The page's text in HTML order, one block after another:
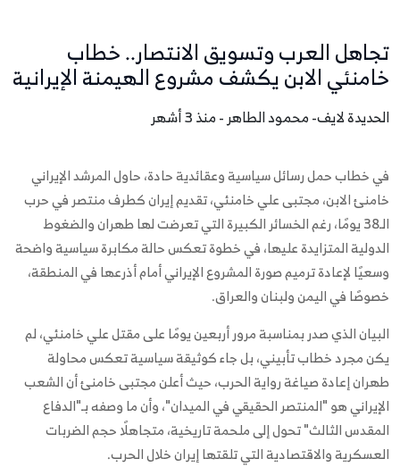
تجاهل العرب وتسويق الانتصار.. خطاب
خامنئي الابن يكشف مشروع الهيمنة الإيرانية
الحديدة لايف- محمود الطاهر - منذ 3 أشهر
في خطاب حمل رسائل سياسية وعقائدية حادة، حاول المرشد الإيراني
خامنئ الابن، مجتبى علي خامنئي، تقديم إيران كطرف منتصر في حرب
الـ38 يومًا، رغم الخسائر الكبيرة التي تعرضت لها طهران والضغوط
الدولية المتزايدة عليها، في خطوة تعكس حالة مكابرة سياسية واضحة
وسعيًا لإعادة ترميم صورة المشروع الإيراني أمام أذرعها في المنطقة،
خصوصًا في اليمن ولبنان والعراق.
البيان الذي صدر بمناسبة مرور أربعين يومًا على مقتل علي خامنئي، لم
يكن مجرد خطاب تأبيني، بل جاء كوثيقة سياسية تعكس محاولة
طهران إعادة صياغة رواية الحرب، حيث أعلن مجتبى خامنئ أن الشعب
الإيراني هو "المنتصر الحقيقي في الميدان"، وأن ما وصفه بـ"الدفاع
المقدس الثالث" تحول إلى ملحمة تاريخية، متجاهلًا حجم الضربات
العسكرية والاقتصادية التي تلقتها إيران خلال الحرب.